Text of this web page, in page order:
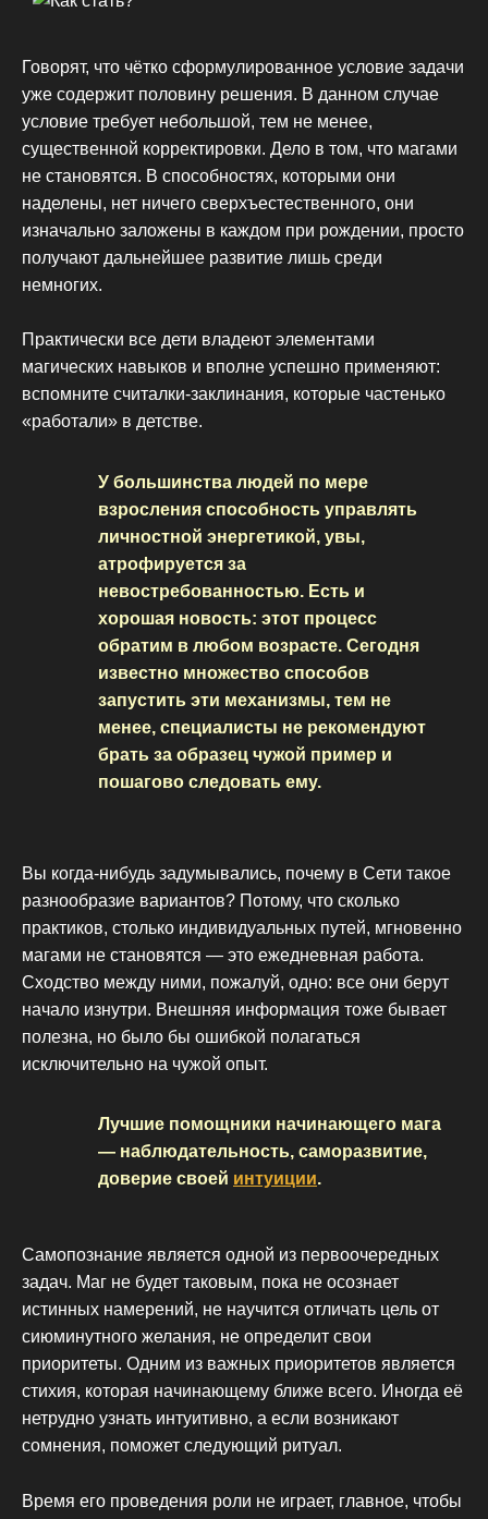
Говорят, что чётко сформулированное условие задачи
уже содержит половину решения. В данном случае
условие требует небольшой, тем не менее,
существенной корректировки. Дело в том, что магами
не становятся. В способностях, которыми они
наделены, нет ничего сверхъестественного, они
изначально заложены в каждом при рождении, просто
получают дальнейшее развитие лишь среди
немногих.
Практически все дети владеют элементами
магических навыков и вполне успешно применяют:
вспомните считалки-заклинания, которые частенько
«работали» в детстве.
У большинства людей по мере
взросления способность управлять
личностной энергетикой, увы,
атрофируется за
невостребованностью. Есть и
хорошая новость: этот процесс
обратим в любом возрасте. Сегодня
известно множество способов
запустить эти механизмы, тем не
менее, специалисты не рекомендуют
брать за образец чужой пример и
пошагово следовать ему.
Вы когда-нибудь задумывались, почему в Сети такое
разнообразие вариантов? Потому, что сколько
практиков, столько индивидуальных путей, мгновенно
магами не становятся — это ежедневная работа.
Сходство между ними, пожалуй, одно: все они берут
начало изнутри. Внешняя информация тоже бывает
полезна, но было бы ошибкой полагаться
исключительно на чужой опыт.
Лучшие помощники начинающего мага
— наблюдательность, саморазвитие,
доверие своей интуиции.
Самопознание является одной из первоочередных
задач. Маг не будет таковым, пока не осознает
истинных намерений, не научится отличать цель от
сиюминутного желания, не определит свои
приоритеты. Одним из важных приоритетов является
стихия, которая начинающему ближе всего. Иногда её
нетрудно узнать интуитивно, а если возникают
сомнения, поможет следующий ритуал.
Время его проведения роли не играет, главное, чтобы